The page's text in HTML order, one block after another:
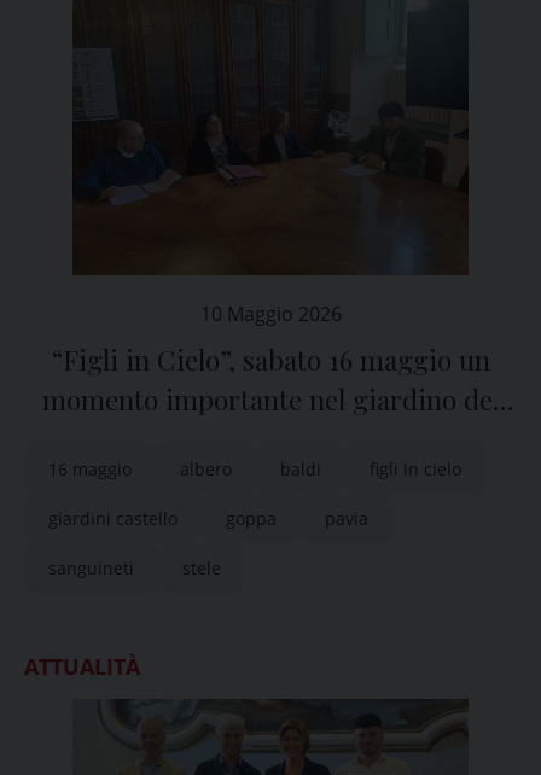
10 Maggio 2026
“Figli in Cielo”, sabato 16 maggio un
momento importante nel giardino del
16 maggio albero baldi figli in cielo
giardini castello goppa pavia
sanguineti stele
ATTUALITÀ